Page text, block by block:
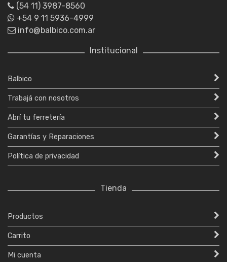
(54 11) 3987-8560
+54 9 11 5936-4999
info@balbico.com.ar
Institucional
Balbico
Trabajá con nosotros
Abrí tu ferretería
Garantías y Reparaciones
Política de privacidad
Tienda
Productos
Carrito
Mi cuenta